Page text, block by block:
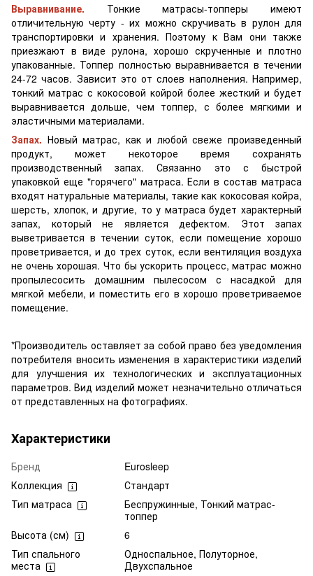
Выравнивание. Тонкие матрасы-топперы имеют
отличительную черту - их можно скручивать в рулон для
транспортировки и хранения. Поэтому к Вам они также
приезжают в виде рулона, хорошо скрученные и плотно
упакованные. Топпер полностью выравнивается в течении
24-72 часов. Зависит это от слоев наполнения. Например,
тонкий матрас с кокосовой койрой более жесткий и будет
выравнивается дольше, чем топпер, с более мягкими и
эластичными материалами.
Запах. Новый матрас, как и любой свеже произведенный
продукт, может некоторое время сохранять
производственный запах. Связанно это с быстрой
упаковкой еще "горячего" матраса. Если в состав матраса
входят натуральные материалы, такие как кокосовая койра,
шерсть, хлопок, и другие, то у матраса будет характерный
запах, который не является дефектом. Этот запах
выветривается в течении суток, если помещение хорошо
проветривается, и до трех суток, если вентиляция воздуха
не очень хорошая. Что бы ускорить процесс, матрас можно
пропылесосить домашним пылесосом с насадкой для
мягкой мебели, и поместить его в хорошо проветриваемое
помещение.
*Производитель оставляет за собой право без уведомления
потребителя вносить изменения в характеристики изделий
для улучшения их технологических и эксплуатационных
параметров. Вид изделий может незначительно отличаться
от представленных на фотографиях.
Характеристики
Бренд
Eurosleep
Коллекция
Стандарт
Тип матраса
Беспружинные, Тонкий матрас-
топпер
Высота (см)
6
Тип спального
места
Односпальное, Полуторное,
Двухспальное